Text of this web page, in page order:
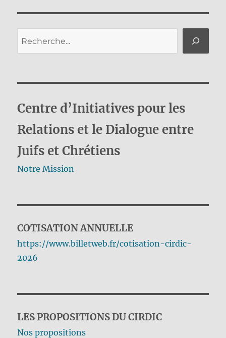
Centre d’Initiatives pour les
Relations et le Dialogue entre
Juifs et Chrétiens
Notre Mission
COTISATION ANNUELLE
https://www.billetweb.fr/cotisation-cirdic-
2026
LES PROPOSITIONS DU CIRDIC
Nos propositions